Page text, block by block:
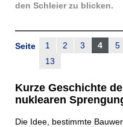
den Schleier zu blicken.
Seite 1 2 3 4 5
13
Kurze Geschichte
nuklearen
Die Idee, bestimmte